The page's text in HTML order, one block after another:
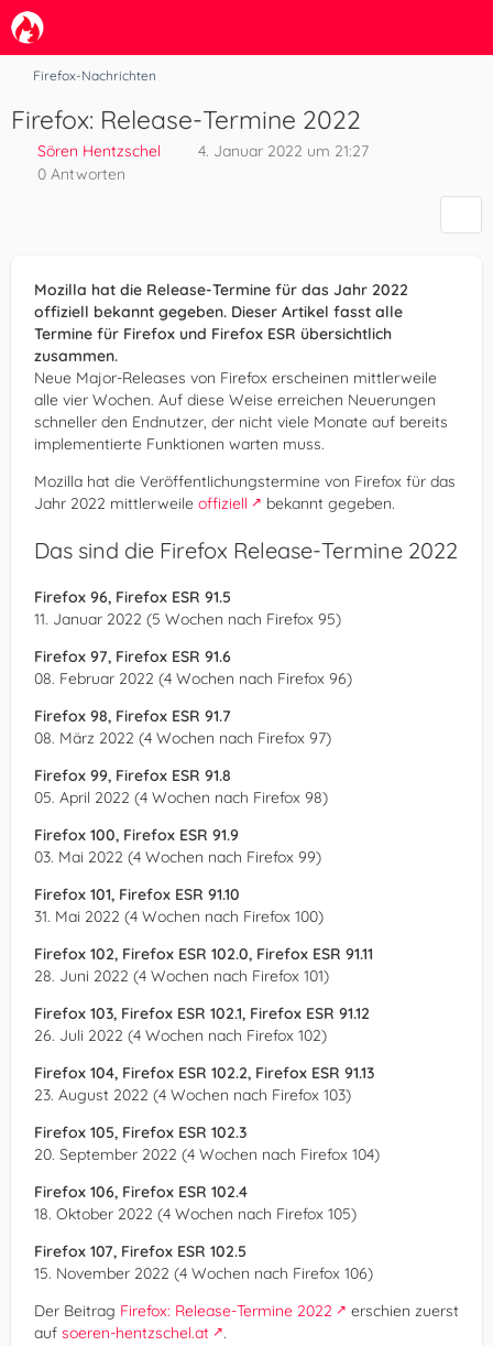
Firefox-Nachrichten
Firefox: Release-Termine 2022
Sören Hentzschel
4. Januar 2022 um 21:27
0 Antworten
Mozilla hat die Release-Termine für das Jahr 2022
offiziell bekannt gegeben. Dieser Artikel fasst alle
Termine für Firefox und Firefox ESR übersichtlich
zusammen.
Neue Major-Releases von Firefox erscheinen mittlerweile
alle vier Wochen. Auf diese Weise erreichen Neuerungen
schneller den Endnutzer, der nicht viele Monate auf bereits
implementierte Funktionen warten muss.
Mozilla hat die Veröffentlichungstermine von Firefox für das
Jahr 2022 mittlerweile offiziell bekannt gegeben.
Das sind die Firefox Release-Termine 2022
Firefox 96, Firefox ESR 91.5
11. Januar 2022 (5 Wochen nach Firefox 95)
Firefox 97, Firefox ESR 91.6
08. Februar 2022 (4 Wochen nach Firefox 96)
Firefox 98, Firefox ESR 91.7
08. März 2022 (4 Wochen nach Firefox 97)
Firefox 99, Firefox ESR 91.8
05. April 2022 (4 Wochen nach Firefox 98)
Firefox 100, Firefox ESR 91.9
03. Mai 2022 (4 Wochen nach Firefox 99)
Firefox 101, Firefox ESR 91.10
31. Mai 2022 (4 Wochen nach Firefox 100)
Firefox 102, Firefox ESR 102.0, Firefox ESR 91.11
28. Juni 2022 (4 Wochen nach Firefox 101)
Firefox 103, Firefox ESR 102.1, Firefox ESR 91.12
26. Juli 2022 (4 Wochen nach Firefox 102)
Firefox 104, Firefox ESR 102.2, Firefox ESR 91.13
23. August 2022 (4 Wochen nach Firefox 103)
Firefox 105, Firefox ESR 102.3
20. September 2022 (4 Wochen nach Firefox 104)
Firefox 106, Firefox ESR 102.4
18. Oktober 2022 (4 Wochen nach Firefox 105)
Firefox 107, Firefox ESR 102.5
15. November 2022 (4 Wochen nach Firefox 106)
Der Beitrag Firefox: Release-Termine 2022
erschien zuerst
auf soeren-hentzschel.at .